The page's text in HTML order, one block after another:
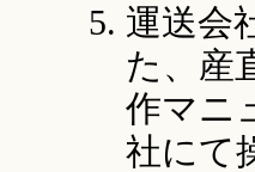
運送会
た、産
作マニ
社にて